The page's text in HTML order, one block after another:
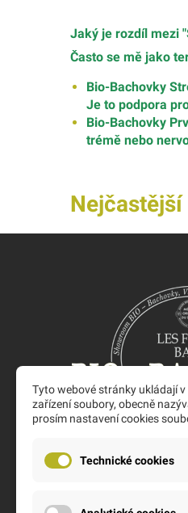
Jaký je rozdíl mezi
Často se mě jako
Bio-Bachovky
Je to podpora
Bio-Bachovky
trémě nebo
Nejlepší obchod s Bio
Tyto webové stránky ukládají
zařízení soubory, obecně
prosím nastavení cookies
Technické cookies